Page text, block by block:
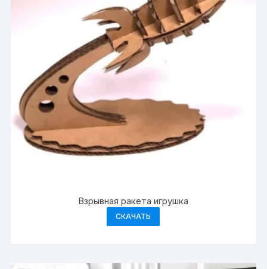
Взрывная ракета игрушка
СКАЧАТЬ